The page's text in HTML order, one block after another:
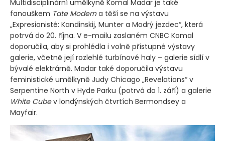
Multidisciplinární umělkyně Komal Madar je také
fanouškem Tate Moderna těší se na výstavu
„Expresionisté: Kandinskij, Munter a Modrý jezdec“, která
potrvá do 20. října. V e-mailu zaslaném CNBC Komal
doporučila, aby si prohlédla i volně přístupné výstavy
galerie, včetně její rozlehlé turbínové haly – galerie sídlí v
bývalé elektrárně. Madar také doporučila výstavu
feministické umělkyně Judy Chicago „Revelations“ v
Serpentine North v Hyde Parku (potrvá do 1. září) a galerie
White Cubev londýnských čtvrtích Bermondsey a
Mayfair.